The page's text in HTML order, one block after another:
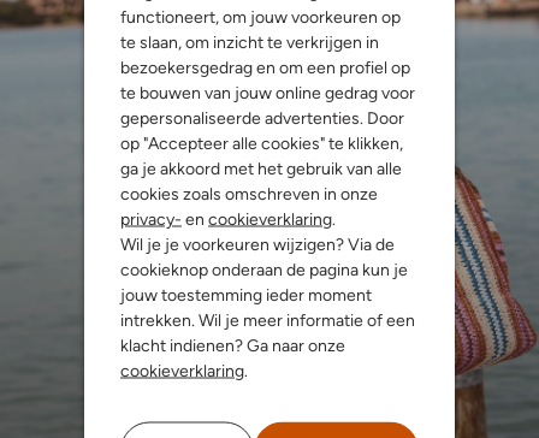
functioneert, om jouw voorkeuren op
te slaan, om inzicht te verkrijgen in
bezoekersgedrag en om een profiel op
te bouwen van jouw online gedrag voor
gepersonaliseerde advertenties. Door
op "Accepteer alle cookies" te klikken,
ga je akkoord met het gebruik van alle
cookies zoals omschreven in onze
privacy- en cookieverklaring
Wil je je voorkeuren wijzigen? Via de
cookieknop onderaan de pagina kun je
jouw toestemming ieder moment
intrekken. Wil je meer informatie of een
klacht indienen? Ga naar onze
cookieverklaring